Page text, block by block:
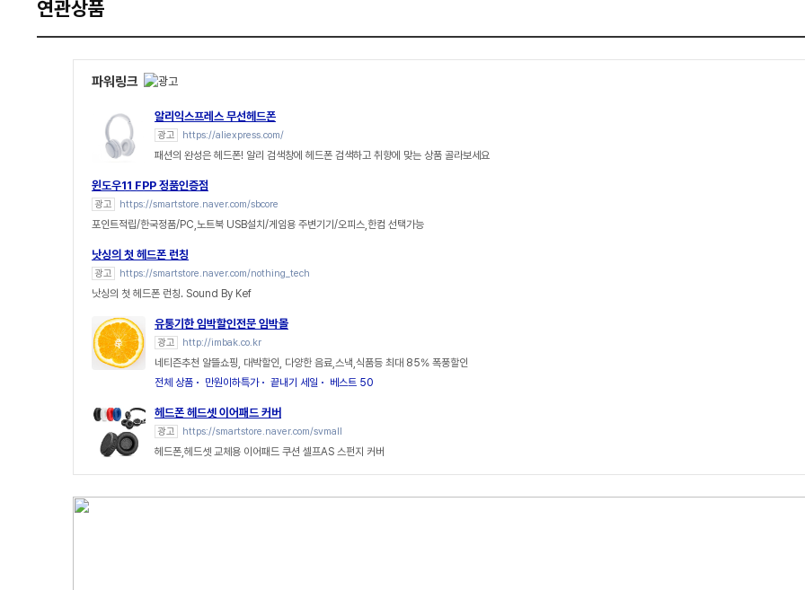
연관상품
파워링크
알리익스프레스 무선헤드폰
광고 https://aliexpress.com/
패션의 완성은 헤드폰! 알리 검색창에 헤드폰 검색하고 취향에 맞는 상품 골라보세요
윈도우11 FPP 정품인증점
광고 https://smartstore.naver.com/sbcore
포인트적립/한국정품/PC,노트북 USB설치/게임용 주변기기/오피스,한컴 선택가능
낫싱의 첫 헤드폰 런칭
광고 https://smartstore.naver.com/nothing_tech
낫싱의 첫 헤드폰 런칭. Sound By Kef
유통기한 임박할인전문 임박몰
광고 http://imbak.co.kr
네티즌추천 알뜰쇼핑, 대박할인, 다양한 음료,스낵,식품등 최대 85% 폭풍할인
전체 상품
만원이하특가 끝내기 세일 베스트 50
헤드폰 헤드셋 이어패드 커버
광고 https://smartstore.naver.com/svmall
헤드폰,헤드셋 교체용 이어패드 쿠션 셀프AS 스펀지 커버